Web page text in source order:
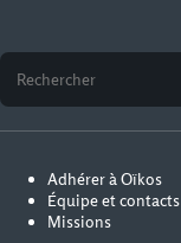
Adhérer à Oïkos
Équipe et contacts
Missions